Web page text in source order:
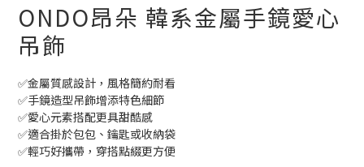
ONDO昂朵 韓系金屬手鏡愛心
吊飾
✅金屬質感設計，風格簡約耐看
✅手鏡造型吊飾增添特色細節
✅愛心元素搭配更具甜酷感
✅適合掛於包包、鑰匙或收納袋
✅輕巧好攜帶，穿搭點綴更方便